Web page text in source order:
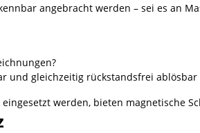
angebracht werden – sei es an
und gleichzeitig rückstandsfrei ablösbar
werden, bieten magnetische